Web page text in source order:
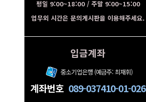
평일 9:00~18:00 / 주말 9:00~15:00
업무외 시간은 문의게시판을 이용해주세요.
입금계좌
중소기업은행 (예금주: 최재휘)
계좌번호 089-037410-01-026